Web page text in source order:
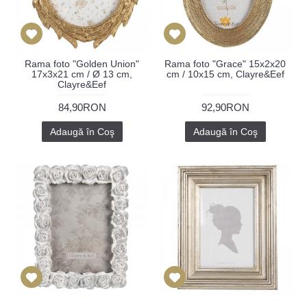
Rama foto "Golden Union"
17x3x21 cm / Ø 13 cm,
Clayre&Eef
84,90RON
Adaugă în Coş
Rama foto "Grace" 15x2x20
cm / 10x15 cm, Clayre&Eef
92,90RON
Adaugă în Coş